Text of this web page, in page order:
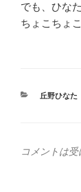
でも、ひな
ちょこちょ
カ
丘野ひなた
コメントは受